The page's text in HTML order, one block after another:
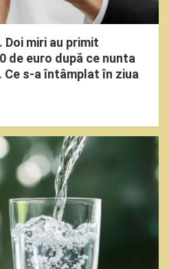
miri au primit
de euro după ce nunta
s-a întâmplat în ziua